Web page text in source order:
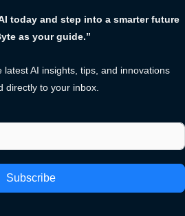
today and step into a smarter future
as your guide.”
AI insights, tips, and innovations
directly to your inbox.
Subscribe